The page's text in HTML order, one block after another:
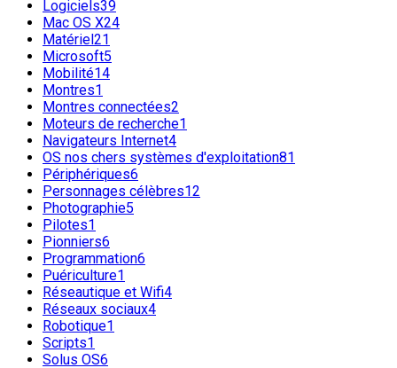
Logiciels39
Mac OS X24
Matériel21
Microsoft5
Mobilité14
Montres1
Montres connectées2
Moteurs de recherche1
Navigateurs Internet4
OS nos chers systèmes d'exploitation81
Périphériques6
Personnages célèbres12
Photographie5
Pilotes1
Pionniers6
Programmation6
Puériculture1
Réseautique et Wifi4
Réseaux sociaux4
Robotique1
Scripts1
Solus OS6